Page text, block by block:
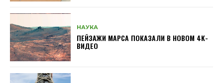
НАУКА
ПЕЙЗАЖИ МАРСА ПОКАЗАЛИ В НОВОМ 4K-
ВИДЕО